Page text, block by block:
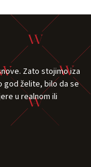
Zato stojimo iza
god želite, bilo da se
u realnom ili